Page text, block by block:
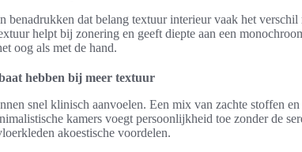
benadrukken dat belang textuur interieur vaak het verschil
helpt bij zonering en geeft diepte aan een
oog als met de hand.
hebben bij meer textuur
snel klinisch aanvoelen. Een mix van zachte stoffen
kamers voegt persoonlijkheid toe zonder de
akoestische voordelen.